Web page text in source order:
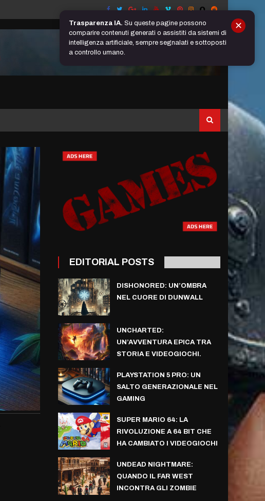
EDITORIAL POSTS
DISHONORED: UN’OMBRA
NEL CUORE DI DUNWALL
UNCHARTED:
UN’AVVENTURA EPICA TRA
STORIA E VIDEOGIOCHI.
PLAYSTATION 5 PRO: UN
SALTO GENERAZIONALE NEL
GAMING
SUPER MARIO 64: LA
RIVOLUZIONE A 64 BIT CHE
HA CAMBIATO I VIDEOGIOCHI
UNDEAD NIGHTMARE:
QUANDO IL FAR WEST
INCONTRA GLI ZOMBIE
Trasparenza IA. Su queste pagine possono
comparire contenuti generati o assistiti da sistemi di
intelligenza artificiale, sempre segnalati e sottoposti
a controllo umano.
✕